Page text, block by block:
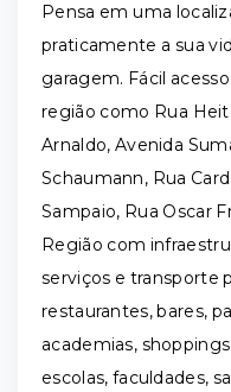
Pensa em uma
praticamente a sua
garagem. Fácil
região como Rua
Arnaldo, Avenida
Schaumann, Rua
Sampaio, Rua Oscar
Região com
serviços e transporte
restaurantes, bares,
academias,
escolas, faculdades,